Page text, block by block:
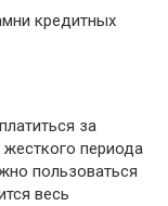
кредитных
за
периода
пользоваться
весь